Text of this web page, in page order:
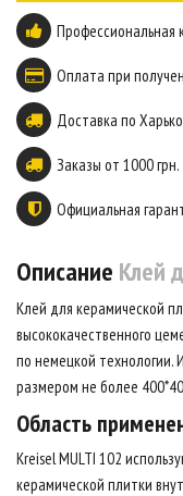
Профессиональная
Оплата при
Доставка по
Заказы от 1000 грн.
Официальная
Описание Клей
Клей для керамической
высококачественного
по немецкой технологии.
размером не более
Область
Kreisel MULTI 102
керамической плитки